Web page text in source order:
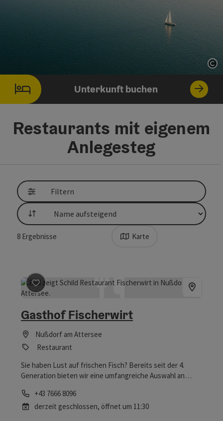
Unterkunft buchen
Restaurants mit eigenem
Anlegesteg
Filtern
Sortierung
8 Ergebnisse Karte
Beitrag merken
Gasthof Fischerwirt
Nußdorf am Attersee
Restaurant
Sie haben Lust auf frischen Fisch? Bereits seit der 4.
Generation bieten wir eine umfangreiche Auswahl an
Salzkammergut.
Telefon
+43 7666 8096
derzeit geschlossen, öffnet um 11:30